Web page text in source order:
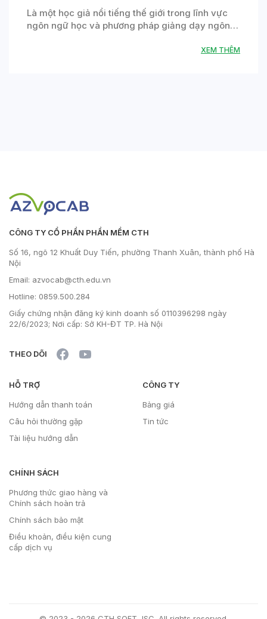
Là một học giả nổi tiếng thế giới trong lĩnh vực
ngôn ngữ học và phương pháp giảng dạy ngôn…
XEM THÊM
CÔNG TY CỔ PHẦN PHẦN MỀM CTH
Số 16, ngõ 12 Khuất Duy Tiến, phường Thanh Xuân, thành phố Hà
Nội
Email: azvocab@cth.edu.vn
Hotline: 0859.500.284
Giấy chứng nhận đăng ký kinh doanh số 0110396298 ngày
22/6/2023; Nơi cấp: Sở KH-ĐT TP. Hà Nội
THEO DÕI
HỖ TRỢ
Hướng dẫn thanh toán
Câu hỏi thường gặp
Tài liệu hướng dẫn
CÔNG TY
Bảng giá
Tin tức
CHÍNH SÁCH
Phương thức giao hàng và
Chính sách hoàn trả
Chính sách bảo mật
Điều khoản, điều kiện cung
cấp dịch vụ